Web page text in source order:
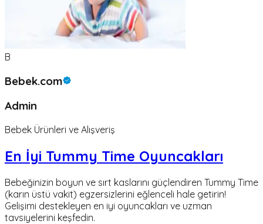
B
Bebek.com
Admin
Bebek Ürünleri ve Alışveriş
En İyi Tummy Time Oyuncakları
Bebeğinizin boyun ve sırt kaslarını güçlendiren Tummy Time
(karın üstü vakit) egzersizlerini eğlenceli hale getirin!
Gelişimi destekleyen en iyi oyuncakları ve uzman
tavsiyelerini keşfedin.